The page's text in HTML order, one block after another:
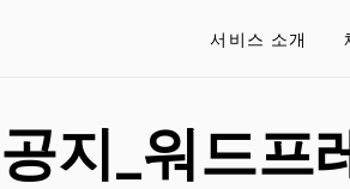
서비스 소개
지_워드프